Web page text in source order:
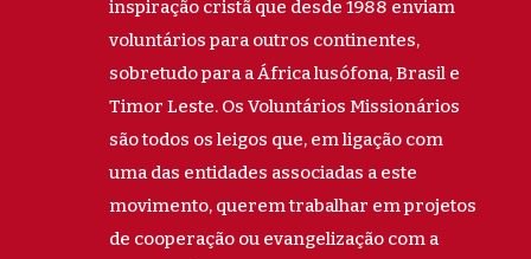
inspiração cristã que desde 1988 enviam
voluntários para outros continentes,
sobretudo para a África lusófona, Brasil e
Timor Leste. Os Voluntários Missionários
são todos os leigos que, em ligação com
uma das entidades associadas a este
movimento, querem trabalhar em projetos
de cooperação ou evangelização com a